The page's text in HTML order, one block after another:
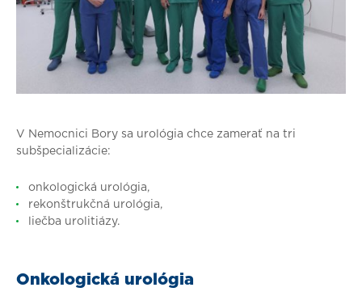
V Nemocnici Bory sa urológia chce zamerať na tri
subšpecializácie:
onkologická urológia,
rekonštrukčná urológia,
liečba urolitiázy.
Onkologická urológia